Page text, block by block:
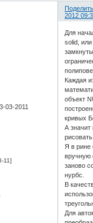
2012
03-2011
11]
Для
solid, или
Каждая
объект
кривых
А значит
рисовать.
Я в рине
вручную
заново
нурбс.
В
Для